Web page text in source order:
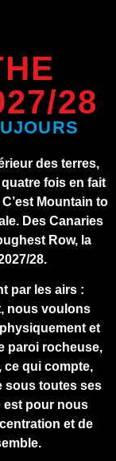
28
des terres,
fois en fait
Mountain to
Des Canaries
Row, la
28.
par les airs :
nous voulons
et
paroi rocheuse,
ce qui compte,
sous toutes ses
est pour nous
et de